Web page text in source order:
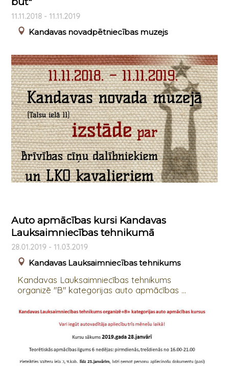
11.11.2018 - 11.11.2019
Kandavas novadpētniecības muzejs
Auto apmācības kursi Kandavas
Lauksaimniecības tehnikumā
28.01.2019 - 11.03.2019
Kandavas Lauksaimniecības tehnikums
Kandavas Lauksaimniecības tehnikums
organizē "B" kategorijas auto apmācības ...